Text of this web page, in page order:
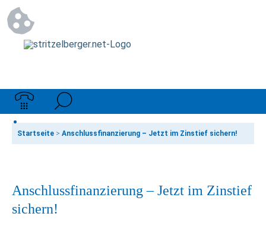
Startseite > Anschlussfinanzierung – Jetzt im Zinstief sichern!
Anschlussfinanzierung – Jetzt im Zinstief
sichern!